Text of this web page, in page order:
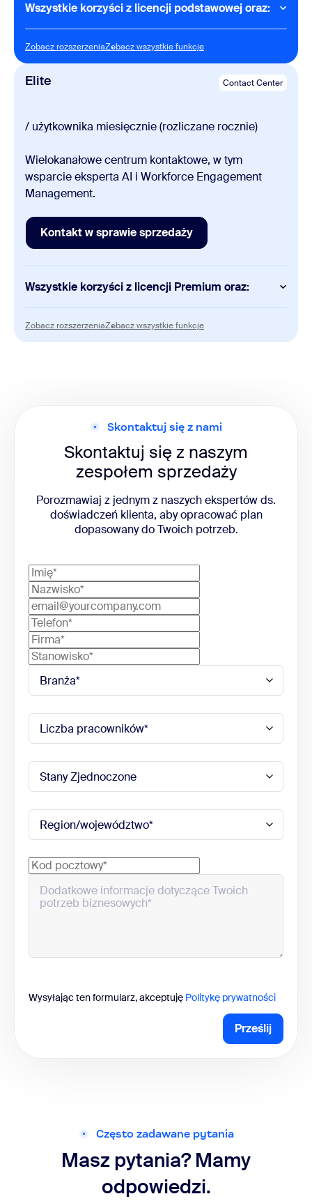
Wszystkie korzyści z licencji podstawowej oraz:
Contact Center
Poczta e-mail (kanały cyfrowe)
Media społecznościowe (kanały cyfrowe)
Dialery wychodzące (progresywny, podgląd)
Zobacz rozszerzeniaZobacz rozszerzenia
Zobacz wszystkie funkcje
Elite Contact Center
/ użytkownika miesięcznie (rozliczane rocznie)
Wielokanałowe centrum kontaktowe, w tym
wsparcie eksperta AI i Workforce Engagement
Management.
Kontakt w sprawie sprzedaży
Kontakt w sprawie sprzedaży
Wszystkie korzyści z licencji Premium oraz:
Pomoc eksperta AI
Zobacz rozszerzeniaZobacz rozszerzenia
Zobacz wszystkie funkcje
Skontaktuj się z nami
Skontaktuj się z naszym
zespołem sprzedaży
Porozmawiaj z jednym z naszych ekspertów ds.
doświadczeń klienta, aby opracować plan
dopasowany do Twoich potrzeb.
Wysyłając ten formularz, akceptuję Politykę prywatności
Prześlij
Często zadawane pytania
Masz pytania? Mamy
odpowiedzi.